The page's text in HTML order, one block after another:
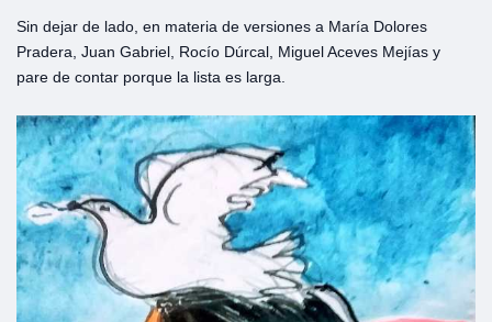
Sin dejar de lado, en materia de versiones a María Dolores
Pradera, Juan Gabriel, Rocío Dúrcal, Miguel Aceves Mejías y
pare de contar porque la lista es larga.